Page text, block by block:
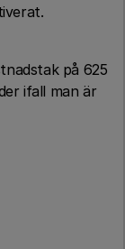
på 625
ifall man är